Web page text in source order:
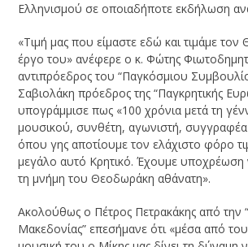
Ελληνισμού σε οποιαδήποτε εκδήλωση
«Τιμή μας που είμαστε εδώ και τιμάμε
έργο του» ανέφερε ο κ. Φώτης
αντιπρόεδρος του “Παγκόσμιου
Σαβιολάκη πρόεδρος της “Παγκρητικής
υπογράμμισε πως «100 χρόνια μετά τη
μουσικού, συνθέτη, αγωνιστή, συγγραφέα
όπου γης αποτίουμε τον ελάχιστο φόρο
μεγάλο αυτό Κρητικό. Έχουμε υποχρέωση
τη μνήμη του Θεοδωράκη αθάνατη».
Ακολούθως ο Πέτρος Πετρακάκης από την
Μακεδονίας” επεσήμανε ότι «μέσα από